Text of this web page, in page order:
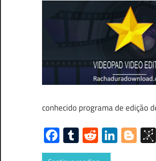
conhecido programa de edição
Facebook
Tumblr
Reddit